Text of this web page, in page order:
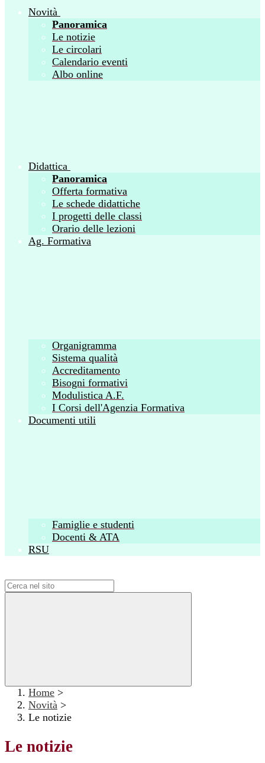
Novità
Panoramica
Le notizie
Le circolari
Calendario eventi
Albo online
Didattica
Panoramica
Offerta formativa
Le schede didattiche
I progetti delle classi
Orario delle lezioni
Ag. Formativa
Organigramma
Sistema qualità
Accreditamento
Bisogni formativi
Modulistica A.F.
I Corsi dell'Agenzia Formativa
Documenti utili
Famiglie e studenti
Docenti & ATA
RSU
Home >
Novità >
Le notizie
Le notizie